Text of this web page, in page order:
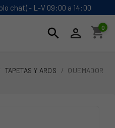
chat) - L-V 09:00 a 14:00
search  shopping_cart
0
TAPETAS Y AROS
QUEMADOR